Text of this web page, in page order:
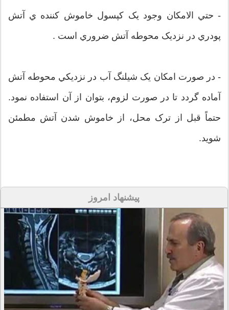
- حتي الامکان وجود يک کپسول خاموش کننده ي آتش
پودري در نزديک محوطه آتش ضروري است .
- در صورت امکان يک شيلنگ آب در نزديکي محوطه آتش
آماده گردد تا در صورت لزوم، بتوان از آن استفاده نمود.
حتماً قبل از ترک محل، از خاموش شدن آتش مطمئن
شويد.
پیشنهاد امروز